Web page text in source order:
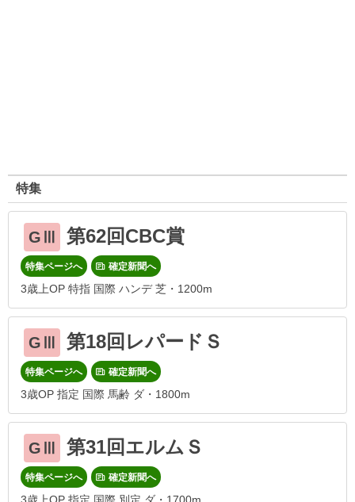
特集
GⅢ 第62回CBC賞
特集ページへ 確定新聞へ
3歳上OP 特指 国際 ハンデ 芝・1200m
GⅢ 第18回レパードＳ
特集ページへ 確定新聞へ
3歳OP 指定 国際 馬齢 ダ・1800m
GⅢ 第31回エルムＳ
特集ページへ 確定新聞へ